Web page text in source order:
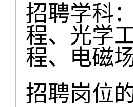
招聘学科
程、光学
程、电磁
招聘岗位